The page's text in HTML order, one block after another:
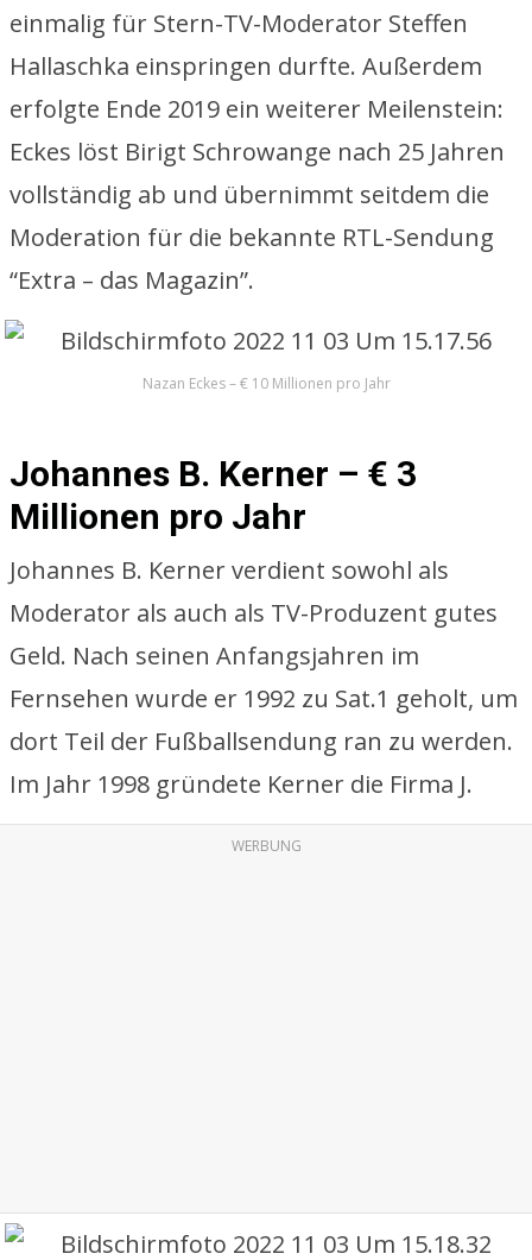
einmalig für Stern-TV-Moderator Steffen
Hallaschka einspringen durfte. Außerdem
erfolgte Ende 2019 ein weiterer Meilenstein:
Eckes löst Birigt Schrowange nach 25 Jahren
vollständig ab und übernimmt seitdem die
Moderation für die bekannte RTL-Sendung
“Extra – das Magazin”.
Nazan Eckes – € 10 Millionen pro Jahr
Johannes B. Kerner – € 3
Millionen pro Jahr
Johannes B. Kerner verdient sowohl als
Moderator als auch als TV-Produzent gutes
Geld. Nach seinen Anfangsjahren im
Fernsehen wurde er 1992 zu Sat.1 geholt, um
dort Teil der Fußballsendung ran zu werden.
Im Jahr 1998 gründete Kerner die Firma J.
WERBUNG